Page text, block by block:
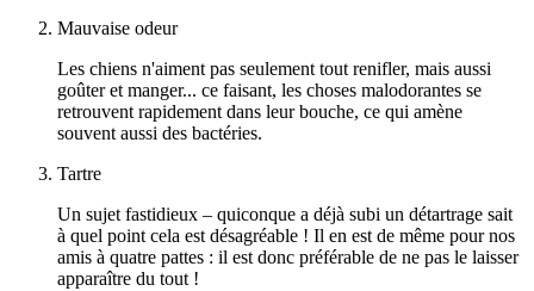
Mauvaise odeur
Les chiens n'aiment pas seulement tout renifler, mais aussi
goûter et manger... ce faisant, les choses malodorantes se
retrouvent rapidement dans leur bouche, ce qui amène
souvent aussi des bactéries.
Tartre
Un sujet fastidieux – quiconque a déjà subi un détartrage sait
à quel point cela est désagréable ! Il en est de même pour nos
amis à quatre pattes : il est donc préférable de ne pas le laisser
apparaître du tout !